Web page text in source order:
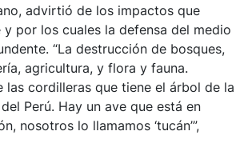
advirtió de los impactos que
y por los cuales la defensa del medio
“La destrucción de bosques,
agricultura, y flora y fauna.
las cordilleras que tiene el árbol de la
Perú. Hay un ave que está en
nosotros lo llamamos ‘tucán’”,